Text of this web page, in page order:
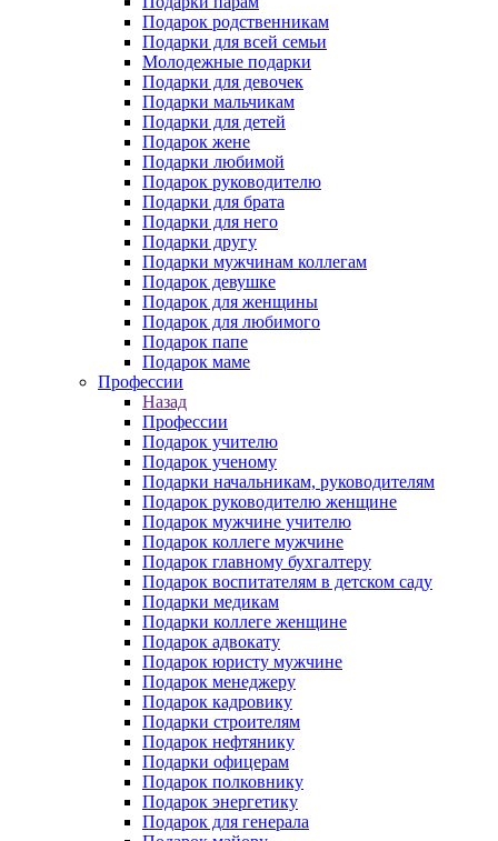
Подарок родственникам
Подарки для всей семьи
Молодежные подарки
Подарки для девочек
Подарки мальчикам
Подарки для детей
Подарок жене
Подарки любимой
Подарок руководителю
Подарки для брата
Подарки для него
Подарки другу
Подарки мужчинам коллегам
Подарок девушке
Подарок для женщины
Подарок для любимого
Подарок папе
Подарок маме
Профессии
Назад
Профессии
Подарок учителю
Подарок ученому
Подарки начальникам, руководителям
Подарок руководителю женщине
Подарок мужчине учителю
Подарок коллеге мужчине
Подарок главному бухгалтеру
Подарок воспитателям в детском саду
Подарки медикам
Подарки коллеге женщине
Подарок адвокату
Подарок юристу мужчине
Подарок менеджеру
Подарок кадровику
Подарки строителям
Подарок нефтянику
Подарки офицерам
Подарок полковнику
Подарок энергетику
Подарок для генерала